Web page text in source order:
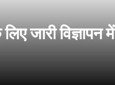
जारी विज्ञापन में